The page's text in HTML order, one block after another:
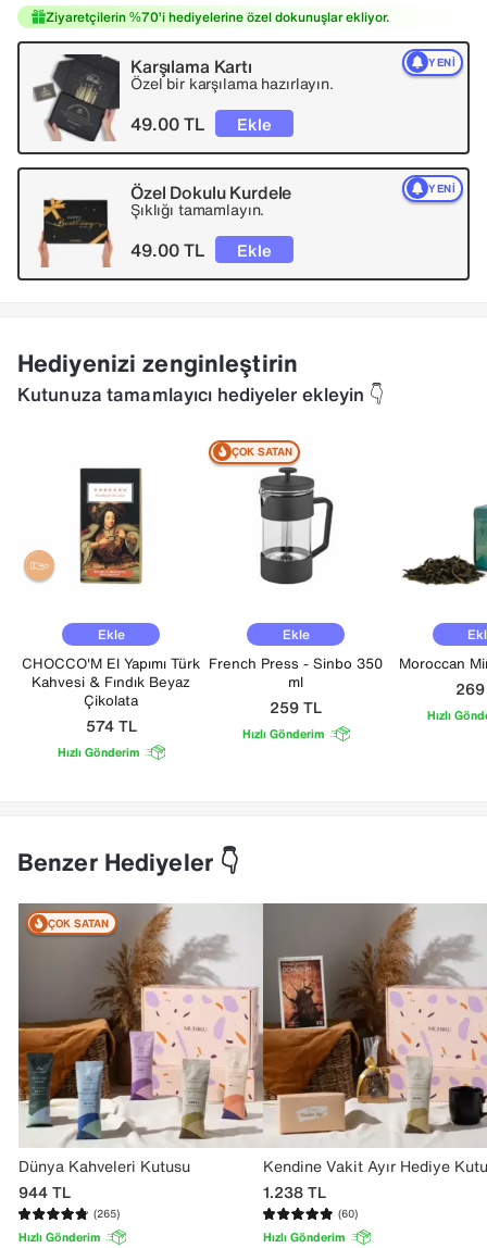
Ziyaretçilerin %70’i hediyelerine özel dokunuşlar ekliyor.
Karşılama Kartı YENI
Özel bir karşılama hazırlayın.
49.00 TL Ekle
Özel Dokulu Kurdele YENI
Şıklığı tamamlayın.
49.00 TL Ekle
Hediyenizi zenginleştirin
Kutunuza tamamlayıcı hediyeler ekleyin 👇
Ekle
CHOCCO'M El Yapımı Türk
Kahvesi & Fındık Beyaz
Çikolata
574TL
Hızlı Gönderim
Ekle
French Press - Sinbo 350
ml
259TL
ÇOK SATAN
Hızlı Gönderim
Moroccan
Hızlı
Benzer Hediyeler 👇
Dünya Kahveleri Kutusu
944TL
(265)
Hızlı Gönderim
ÇOK SATAN
Kendine Vakit Ayır Hediye
1.238TL
(60)
Hızlı Gönderim